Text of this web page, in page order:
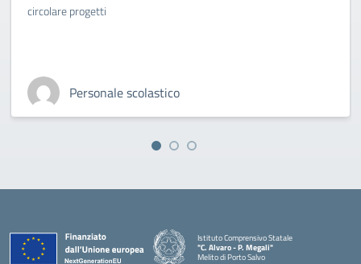
circolare progetti
Personale scolastico
Istituto Comprensivo Statale
"C. Alvaro - P. Megali"
Melito di Porto Salvo